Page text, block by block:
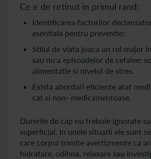
Ce e de retinut in primul rand:
Identificarea factorilor
esentiala pentru preventie;
Stilul de viata joaca un rol major
sau nu a episoadelor de cefalee:
alimentatie si nivelul de stres.
Exista abordari eficiente atat
cat si non- medicamentoase.
Durerile de cap nu trebuie ignorate
superficial. In unele situatii ele sunt
care corpul trimite avertizmente ca
hidratare, odihna, relaxare sau